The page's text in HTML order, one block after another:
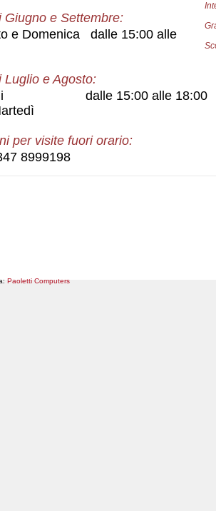
Giugno e Settembre:
e Domenica dalle 15:00 alle
Luglio e Agosto:
dalle 15:00 alle 18:00
per visite fuori orario:
8999198
Paoletti Computers